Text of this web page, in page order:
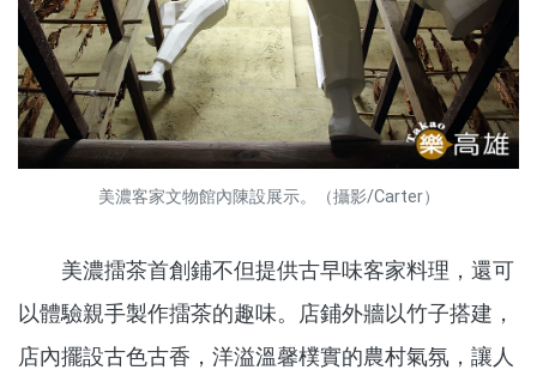
美濃客家文物館內陳設展示。（攝影/Carter）
美濃擂茶首創鋪不但提供古早味客家料理，還可
以體驗親手製作擂茶的趣味。店鋪外牆以竹子搭建，
店內擺設古色古香，洋溢溫馨樸實的農村氣氛，讓人